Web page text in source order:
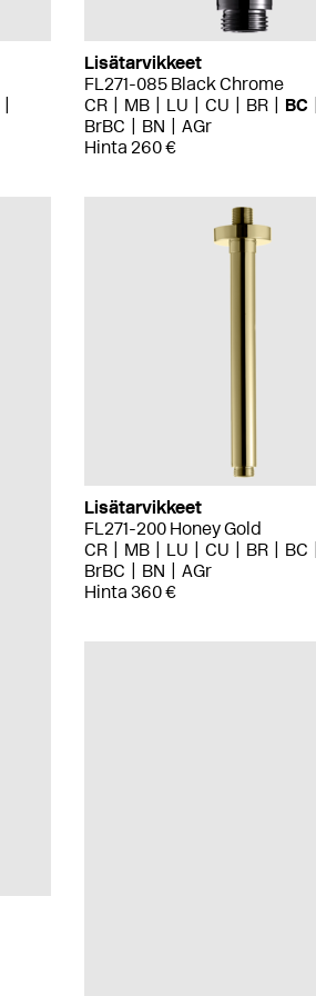
Lisätarvikkeet
FL271-085 Black Chrome
CR
MB LU CU BR
BC
BrBC
BN
AGr
Hinta 260 €
Lisätarvikkeet
FL271-200 Honey Gold
CR
MB LU CU BR
BC
BrBC
BN
AGr
Hinta 360 €